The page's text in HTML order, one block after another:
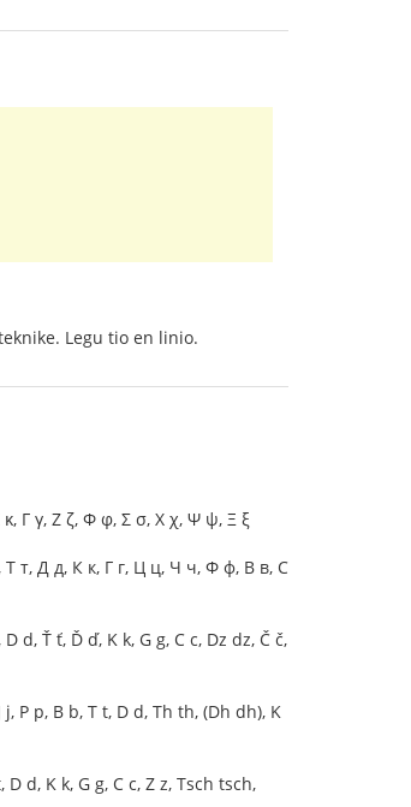
Legu tio en linio.
Γ γ, Ζ ζ, Φ φ, Σ σ, Χ χ, Ψ ψ, Ξ ξ
т, Д д, К к, Г г, Ц ц, Ч ч, Ф ф, В в, С
d, Ť ť, Ď ď, K k, G g, C c, Dz dz, Č č,
P p, B b, T t, D d, Th th, (Dh dh), K
d, K k, G g, C c, Z z, Tsch tsch,